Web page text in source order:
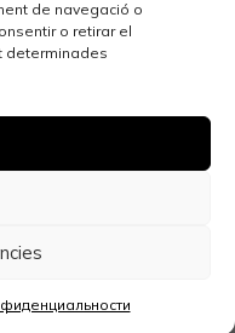
de navegació o
o retirar el
determinades
в недвижимость